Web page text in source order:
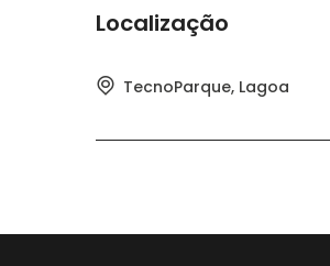
Localização
TecnoParque, Lagoa